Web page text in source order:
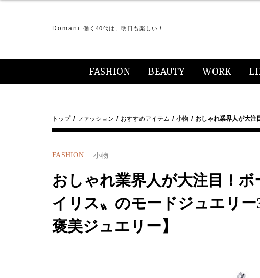
Domani 働く40代は、明日も楽しい！
FASHION BEAUTY WORK
トップ ファッション おすすめアイテム 小物 おしゃれ業界人が大
FASHION 小物
おしゃれ業界人が大注目！
イリス〟のモードジュエリ
褒美ジュエリー】